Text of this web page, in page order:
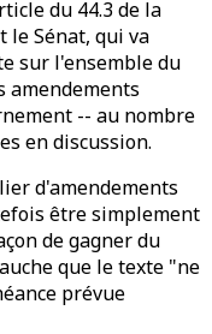
du 44.3 de la
le Sénat, qui va
sur l'ensemble du
amendements
-- au nombre
en discussion.
d'amendements
être simplement
de gagner du
que le texte "ne
prévue